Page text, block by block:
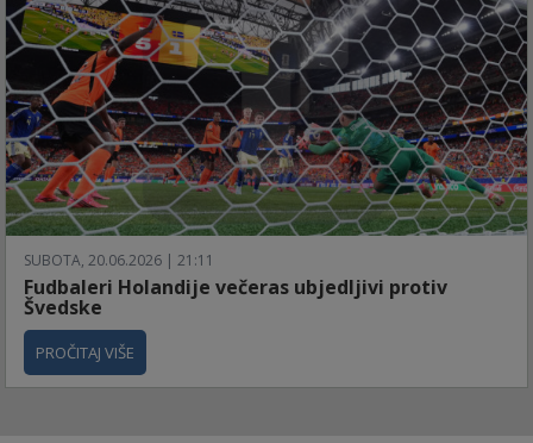
SUBOTA, 20.06.2026 | 21:11
Fudbaleri Holandije večeras ubjedljivi protiv
Švedske
PROČITAJ VIŠE